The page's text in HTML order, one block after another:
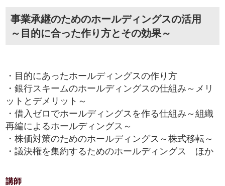
事業承継のためのホールディングスの活用
～目的に合った作り方とその効果～
・目的にあったホールディングスの作り方
・銀行スキームのホールディングスの仕組み～メリ
ットとデメリット～
・借入ゼロでホールディングスを作る仕組み～組織
再編によるホールディングス～
・株価対策のためのホールディングス～株式移転～
・議決権を集約するためのホールディングス ほか
講師